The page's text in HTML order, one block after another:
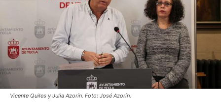
Vicente Quiles y Julia Azorín. Foto: José Azorín.